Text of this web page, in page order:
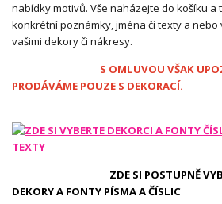
nabídky motivů. Vše naházejte do košíku a
konkrétní poznámky, jména či texty a
vašimi dekory či nákresy.
S OMLUVOU VŠAK
PRODÁVÁME POUZE S DEKORACÍ.
ZDE SI POSTUPNĚ
DEKORY A FONTY PÍSMA A ČÍSLIC